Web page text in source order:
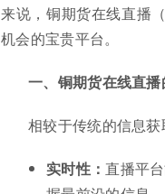
来说，铜期货在线直播
机会的宝贵平台。
一、铜期货在线直
相较于传统的信息
实时性： 直播平